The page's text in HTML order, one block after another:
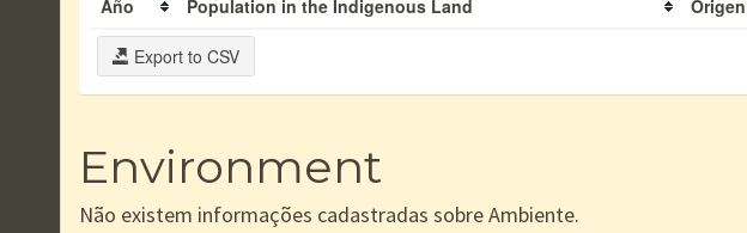
Año Population in the Indigenous Land Origen
Export to CSV
Environment
Não existem informações cadastradas sobre Ambiente.